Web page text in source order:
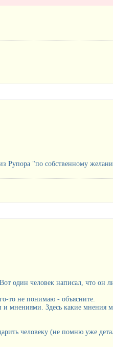
из Рупора "по собственному
один человек написал, что он
то не понимаю - объясните.
мнениями. Здесь какие мнения
человеку (не помню уже